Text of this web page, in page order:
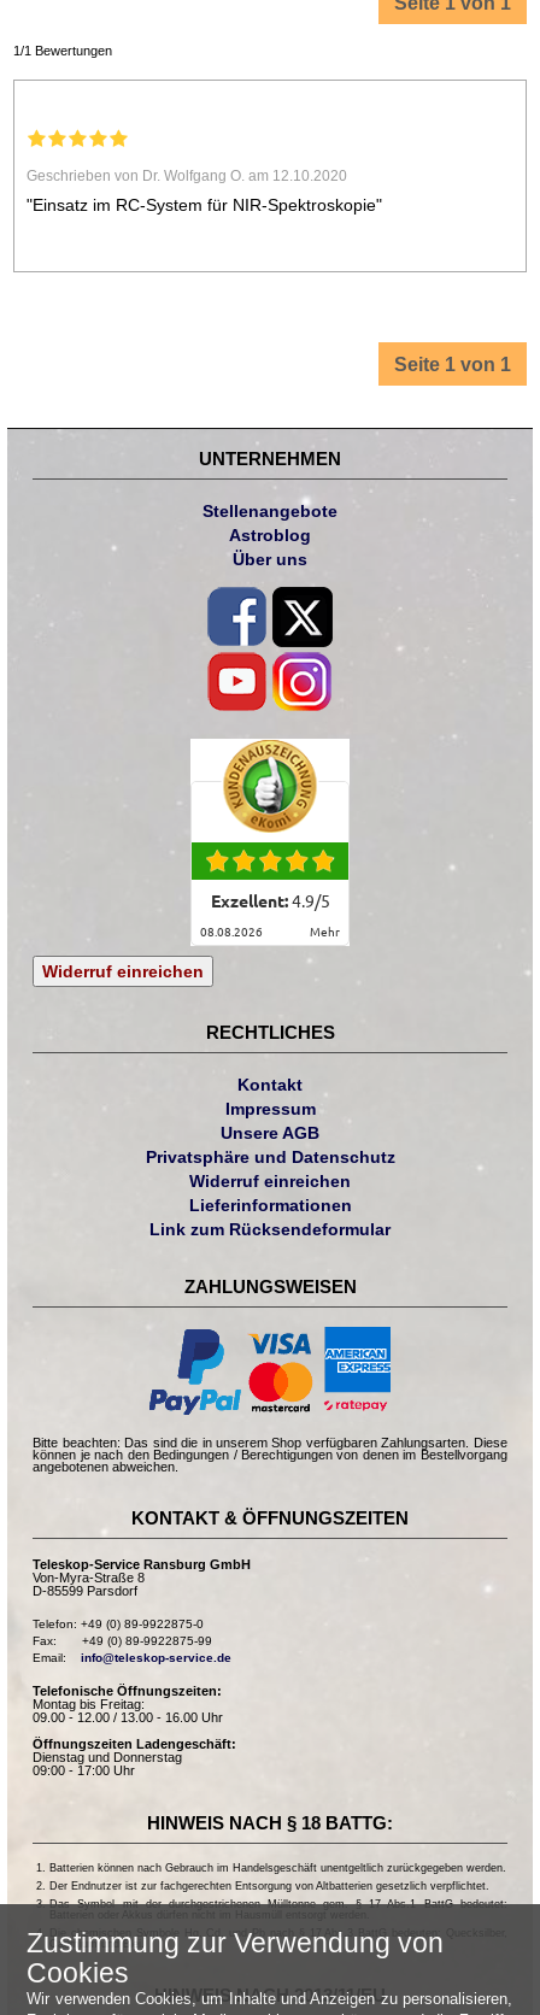
1/1 Bewertungen
Geschrieben von Dr. Wolfgang O. am 12.10.2020
"Einsatz im RC-System für NIR-Spektroskopie"
Seite 1 von 1
UNTERNEHMEN
Stellenangebote
Astroblog
Über uns
Exzellent:4.9/5
08.08.2026 mehr
Widerruf einreichen
RECHTLICHES
Kontakt
Impressum
Unsere AGB
Privatsphäre und Datenschutz
Widerruf einreichen
Lieferinformationen
Link zum Rücksendeformular
ZAHLUNGSWEISEN
Bitte beachten: Das sind die in unserem Shop verfügbaren Zahlungsarten. Diese
können je nach den Bedingungen / Berechtigungen von denen im Bestellvorgang
angebotenen abweichen.
KONTAKT & ÖFFNUNGSZEITEN
Teleskop-Service Ransburg GmbH
Von-Myra-Straße 8
D-85599 Parsdorf
Telefon: +49 (0) 89-9922875-0
Fax:       +49 (0) 89-9922875-99
Email: info@teleskop-service.de
Telefonische Öffnungszeiten:
Montag bis Freitag:
09.00 - 12.00 / 13.00 - 16.00 Uhr
Öffnungszeiten Ladengeschäft:
Dienstag und Donnerstag
09:00 - 17:00 Uhr
HINWEIS NACH § 18 BATTG:
Batterien können nach Gebrauch im Handelsgeschäft unentgeltlich zurückgegeben werden.
Der Endnutzer ist zur fachgerechten Entsorgung von Altbatterien gesetzlich verpflichtet.
Das Symbol mit der durchgestrichenen Mülltonne gem. § 17 Abs.1 BattG bedeutet:
Die chemischen Symbole Hg, Cd, und Pb nach § 17 Abs.3 BattG bedeuten: Quecksilber,
Cadmium und Blei.
HINWEIS NACH 2013/11/EU
Zustimmung zur Verwendung von
Cookies
Wir verwenden Cookies, um Inhalte und Anzeigen zu personalisieren,